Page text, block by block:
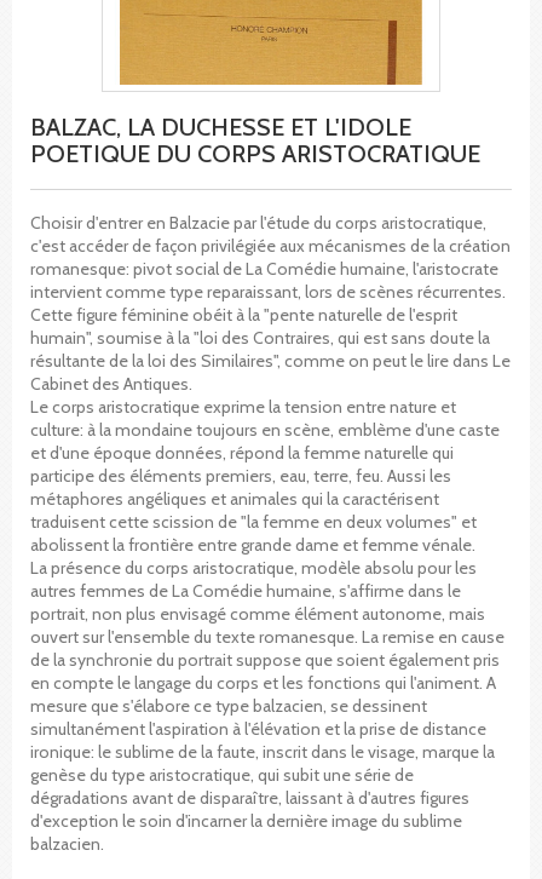
BALZAC, LA DUCHESSE ET L'IDOLE
POETIQUE DU CORPS ARISTOCRATIQUE
Choisir d'entrer en Balzacie par l'étude du corps aristocratique,
c'est accéder de façon privilégiée aux mécanismes de la création
romanesque: pivot social de La Comédie humaine, l'aristocrate
intervient comme type reparaissant, lors de scènes récurrentes.
Cette figure féminine obéit à la "pente naturelle de l'esprit
humain", soumise à la "loi des Contraires, qui est sans doute la
résultante de la loi des Similaires", comme on peut le lire dans Le
Cabinet des Antiques.
Le corps aristocratique exprime la tension entre nature et
culture: à la mondaine toujours en scène, emblème d'une caste
et d'une époque données, répond la femme naturelle qui
participe des éléments premiers, eau, terre, feu. Aussi les
métaphores angéliques et animales qui la caractérisent
traduisent cette scission de "la femme en deux volumes" et
abolissent la frontière entre grande dame et femme vénale.
La présence du corps aristocratique, modèle absolu pour les
autres femmes de La Comédie humaine, s'affirme dans le
portrait, non plus envisagé comme élément autonome, mais
ouvert sur l'ensemble du texte romanesque. La remise en cause
de la synchronie du portrait suppose que soient également pris
en compte le langage du corps et les fonctions qui l'animent. A
mesure que s'élabore ce type balzacien, se dessinent
simultanément l'aspiration à l'élévation et la prise de distance
ironique: le sublime de la faute, inscrit dans le visage, marque la
genèse du type aristocratique, qui subit une série de
dégradations avant de disparaître, laissant à d'autres figures
d'exception le soin d'incarner la dernière image du sublime
balzacien.